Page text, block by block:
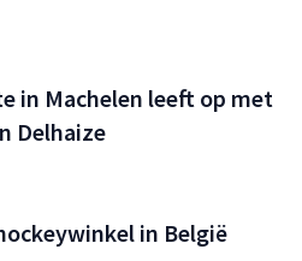
in Machelen leeft op met
Delhaize
in België